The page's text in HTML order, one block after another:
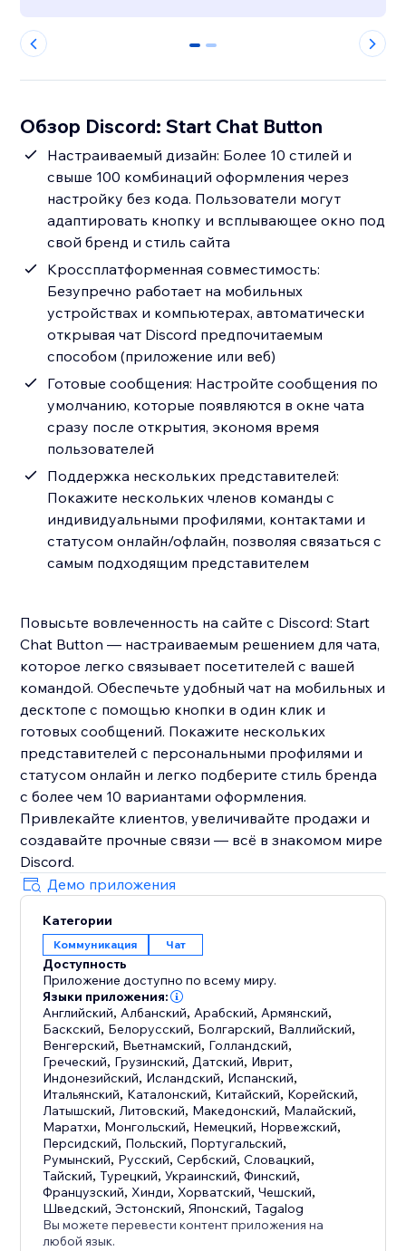
0 1
Обзор Discord: Start Chat Button
Настраиваемый дизайн: Более 10 стилей и
свыше 100 комбинаций оформления через
настройку без кода. Пользователи могут
адаптировать кнопку и всплывающее окно под
свой бренд и стиль сайта
Кроссплатформенная совместимость:
Безупречно работает на мобильных
устройствах и компьютерах, автоматически
открывая чат Discord предпочитаемым
способом (приложение или веб)
Готовые сообщения: Настройте сообщения по
умолчанию, которые появляются в окне чата
сразу после открытия, экономя время
пользователей
Поддержка нескольких представителей:
Покажите нескольких членов команды с
индивидуальными профилями, контактами и
статусом онлайн/офлайн, позволяя связаться с
самым подходящим представителем
Повысьте вовлеченность на сайте с Discord: Start
Chat Button — настраиваемым решением для чата,
которое легко связывает посетителей с вашей
командой. Обеспечьте удобный чат на мобильных и
десктопе с помощью кнопки в один клик и
готовых сообщений. Покажите нескольких
представителей с персональными профилями и
статусом онлайн и легко подберите стиль бренда
с более чем 10 вариантами оформления.
Привлекайте клиентов, увеличивайте продажи и
создавайте прочные связи — всё в знакомом мире
Discord.
Демо приложения
Категории
Коммуникация Чат
Доступность
Приложение доступно по всему миру.
Языки приложения:
Английский, Албанский, Арабский, Армянский,
Баскский, Белорусский, Болгарский, Валлийский,
Венгерский, Вьетнамский, Голландский,
Греческий, Грузинский, Датский, Иврит,
Индонезийский, Исландский, Испанский,
Итальянский, Каталонский, Китайский, Корейский,
Латышский, Литовский, Македонский, Малайский,
Маратхи, Монгольский, Немецкий, Норвежский,
Персидский, Польский, Португальский,
Румынский, Русский,Сербский,Словацкий,
Тайский,Турецкий,Украинский,Финский,
Французский, Хинди, Хорватский,Чешский,
Шведский,Эстонский,Японский,Tagalog
Вы можете перевести контент приложения на
любой язык.